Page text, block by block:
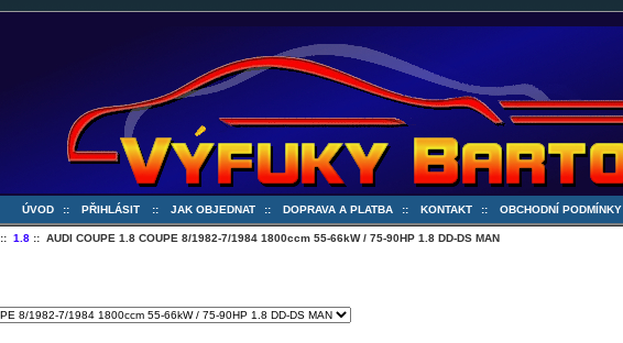
ÚVOD :: PŘIHLÁSIT :: JAK OBJEDNAT :: DOPRAVA A PLATBA :: KONTAKT :: OBCHODNÍ PODMÍNKY
::1.8 :: AUDI COUPE 1.8 COUPE 8/1982-7/1984 1800ccm 55-66kW / 75-90HP 1.8 DD-DS MAN